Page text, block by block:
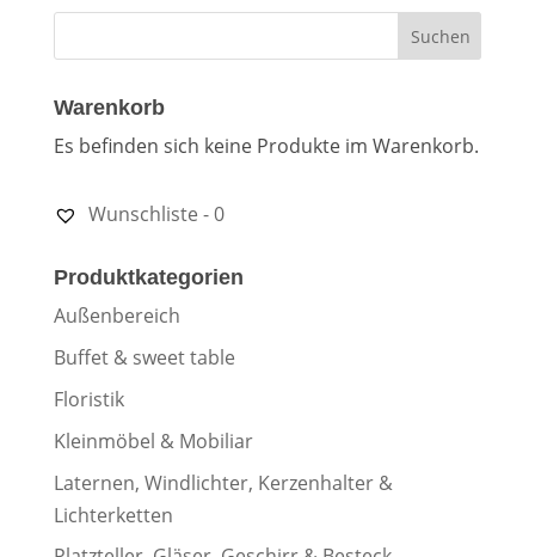
Warenkorb
Es befinden sich keine Produkte im Warenkorb.
Wunschliste -0
Produktkategorien
Außenbereich
Buffet & sweet table
Floristik
Kleinmöbel & Mobiliar
Laternen, Windlichter, Kerzenhalter &
Lichterketten